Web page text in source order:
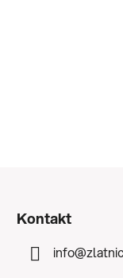
Kontakt
info@